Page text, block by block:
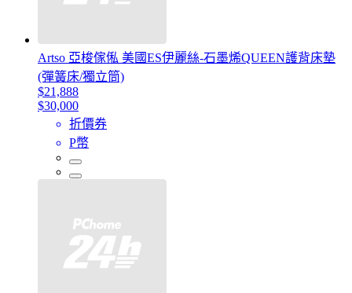
Artso 亞梭傢俬 美國ES伊麗絲-石墨烯QUEEN護背床墊
(彈簧床/獨立筒)
$21,888
$30,000
折價券
P幣